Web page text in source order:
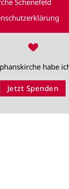
♥
habe
Jetzt Spenden